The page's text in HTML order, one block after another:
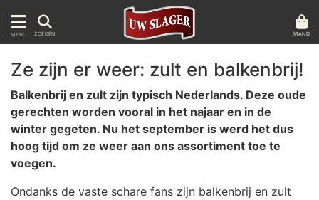
MENU ZOEKEN MAND
Ze zijn er weer: zult en balkenbrij!
Balkenbrij en zult zijn typisch Nederlands. Deze oude
gerechten worden vooral in het najaar en in de
winter gegeten. Nu het september is werd het dus
hoog tijd om ze weer aan ons assortiment toe te
voegen.
Ondanks de vaste schare fans zijn balkenbrij en zult